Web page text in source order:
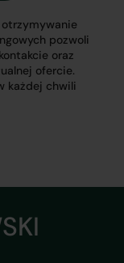
pozwoli
oraz
ofercie.
każdej chwili